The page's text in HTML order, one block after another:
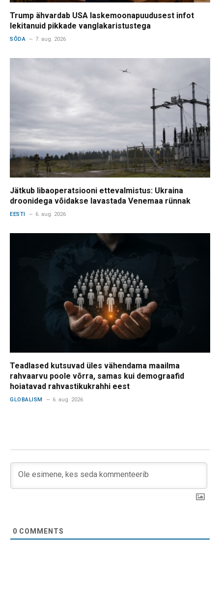
Trump ähvardab USA laskemoonapuudusest infot
lekitanuid pikkade vanglakaristustega
SÕDA 7. aug. 2026
Jätkub libaoperatsiooni ettevalmistus: Ukraina
droonidega võidakse lavastada Venemaa rünnak
EESTI 6. aug. 2026
Teadlased kutsuvad üles vähendama maailma
rahvaarvu poole võrra, samas kui demograafid
hoiatavad rahvastikukrahhi eest
GLOBALISM 6. aug. 2026
0 COMMENTS